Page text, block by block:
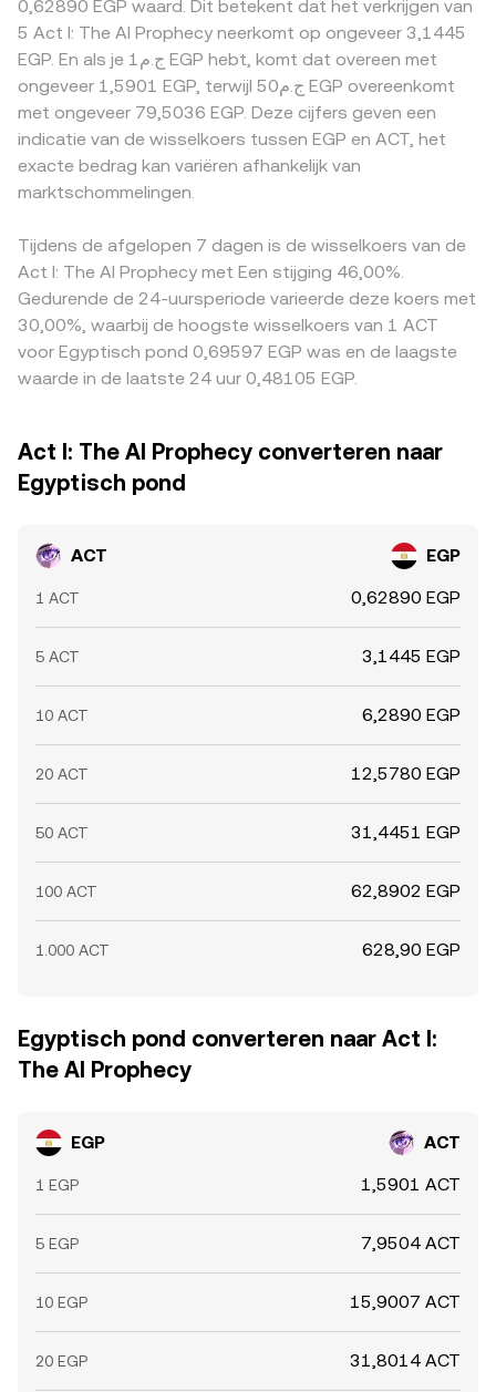
kunnen de liquiditeit in ACT/EGP direct raken. Tot slot
zorgen technische marktdynamieken voor extra
kortetermijnschommelingen: waar beschikbaar geven
funding rates op ACT‑perpetuals een indicatie van een
long/short‑onevenwicht, afloopdata van derivaten
kunnen hedgingstromen losmaken, en on‑chain
whale‑flows (grote verplaatsingen van ACT naar of van
beurzen) beïnvloeden de verwachte verkoop- of
conversion rate, en omgekeerd ACT‑hoeveelheid =
EGP‑waarde / conversion rate. Als ACT bovendien
noemenswaardige DEX‑liquiditeit heeft, kan de on‑chain
prijs voortkomen uit een geautomatiseerde market maker
(AMM) met de formule x × y = k, waarbij x en y de
tokenreserves in de pool voorstellen en de prijs benaderd
wordt door y/x. Grote swaps verschuiven dan de reserves
en daarmee de on‑chain prijs, die vervolgens via arbitrage
regelgevingsfactoren kunnen eveneens tot premie‑ of
discountverschillen leiden, bijvoorbeeld door het gemak
of de kosten van EGP‑stortingen en opnames in Egypte,
of door strengere KYC/fiat‑kanalen die de effectieve
toegang tot ACT/EGP beperken. Op veel platforms wordt
ACT bovendien primair tegen USDT verhandeld; wanneer
de notering ACT/EGP afgeleid is via ACT/USDT en
USDT/EGP, telt de USDT‑basis (een lichte afwijking van
uiteindelijke ACT/EGP‑prijs. Arbitrageurs kopen waar
ACT/EGP goedkoper is en verkopen waar het duurder is,
wat prijzen doorgaans bij elkaar brengt, maar fricties
zoals kosten, verwerkingsvertragingen of
kapitaalrestricties betekenen dat verschillen niet volledig
verdwijnen.
0,62890 EGP waard. Dit betekent dat het verkrijgen van
5 Act I: The AI Prophecy neerkomt op ongeveer 3,1445
EGP. En als je ج.م1 EGP hebt, komt dat overeen met
ongeveer 1,5901 EGP, terwijl ج.م50 EGP overeenkomt
met ongeveer 79,5036 EGP. Deze cijfers geven een
indicatie van de wisselkoers tussen EGP en ACT, het
exacte bedrag kan variëren afhankelijk van
marktschommelingen.
Tijdens de afgelopen 7 dagen is de wisselkoers van de
Act I: The AI Prophecy met Een stijging 46,00%.
Gedurende de 24-uursperiode varieerde deze koers met
30,00%, waarbij de hoogste wisselkoers van 1 ACT
voor Egyptisch pond 0,69597 EGP was en de laagste
waarde in de laatste 24 uur 0,48105 EGP.
Act I: The AI Prophecy converteren naar
Egyptisch pond
ACT EGP
1 ACT 0,62890 EGP
5 ACT 3,1445 EGP
10 ACT 6,2890 EGP
20 ACT 12,5780 EGP
50 ACT 31,4451 EGP
100 ACT 62,8902 EGP
1.000 ACT 628,90 EGP
Egyptisch pond converteren naar Act I:
The AI Prophecy
EGP ACT
1 EGP 1,5901 ACT
5 EGP 7,9504 ACT
10 EGP 15,9007 ACT
20 EGP 31,8014 ACT